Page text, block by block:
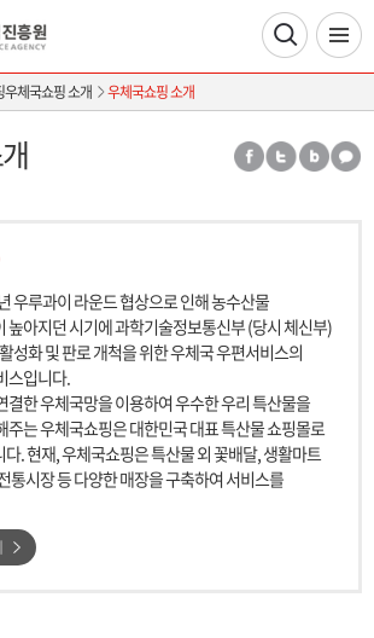
체국쇼핑 소개 우체국쇼핑 소개
우루과이 라운드 협상으로 인해 농수산물
높아지던 시기에 과학기술정보통신부 (당시 체신부)
성화 및 판로 개척을 위한 우체국 우편서비스의
스입니다.
결한 우체국망을 이용하여 우수한 우리 특산물을
주는 우체국쇼핑은 대한민국 대표 특산물 쇼핑몰로
. 현재, 우체국쇼핑은 특산물 외 꽃배달, 생활마트
통시장 등 다양한 매장을 구축하여 서비스를